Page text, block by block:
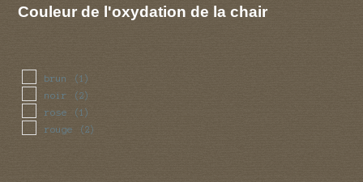
Couleur de l'oxydation de la chair
brun (1)
noir (2)
rose (1)
rouge (2)